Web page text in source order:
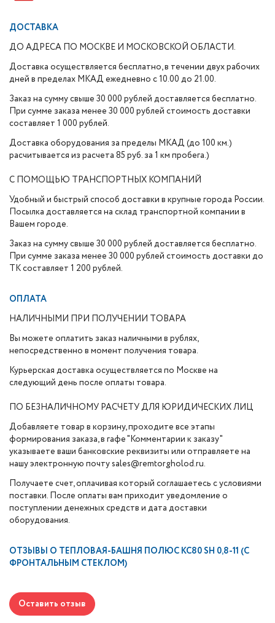
ДОСТАВКА
ДО АДРЕСА ПО МОСКВЕ И МОСКОВСКОЙ ОБЛАСТИ.
Доставка осуществляется бесплатно, в течении двух рабочих
дней в пределах МКАД ежедневно с 10.00 до 21.00.
Заказ на сумму свыше 30 000 рублей доставляется бесплатно.
При сумме заказа менее 30 000 рублей стоимость доставки
составляет 1 000 рублей.
Доставка оборудования за пределы МКАД (до 100 км.)
расчитывается из расчета 85 руб. за 1 км пробега.)
С ПОМОЩЬЮ ТРАНСПОРТНЫХ КОМПАНИЙ
Удобный и быстрый способ доставки в крупные города России.
Посылка доставляется на склад транспортной компании в
Вашем городе.
Заказ на сумму свыше 30 000 рублей доставляется бесплатно.
При сумме заказа менее 30 000 рублей стоимость доставки до
ТК составляет 1 200 рублей.
ОПЛАТА
НАЛИЧНЫМИ ПРИ ПОЛУЧЕНИИ ТОВАРА
Вы можете оплатить заказ наличными в рублях,
непосредственно в момент получения товара.
Курьерская доставка осуществляется по Москве на
следующий день после оплаты товара.
ПО БЕЗНАЛИЧНОМУ РАСЧЕТУ ДЛЯ ЮРИДИЧЕСКИХ ЛИЦ
Добавляете товар в корзину, проходите все этапы
формирования заказа, в гафе "Комментарии к заказу"
указываете ваши банковские реквизиты или отправляете на
нашу электронную почту sales@remtorgholod.ru.
Получаете счет, оплачивая который соглашаетесь с условиями
поставки. После оплаты вам приходит уведомление о
поступлении денежных средств и дата доставки
оборудования.
ОТЗЫВЫ О ТЕПЛОВАЯ-БАШНЯ ПОЛЮС КС80 SH 0,8-11 (С
ФРОНТАЛЬНЫМ СТЕКЛОМ)
Оставить отзыв